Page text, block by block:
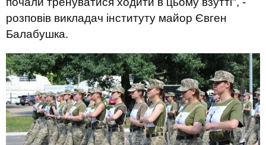
розповів викладач інституту майор Євген
Балабушка.